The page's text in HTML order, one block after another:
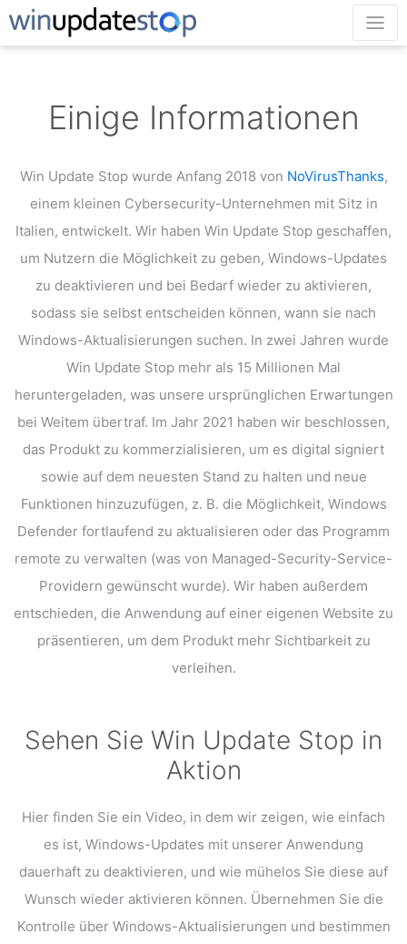
Einige Informationen
Win Update Stop wurde Anfang 2018 von NoVirusThanks,
einem kleinen Cybersecurity-Unternehmen mit Sitz in
Italien, entwickelt. Wir haben Win Update Stop geschaffen,
um Nutzern die Möglichkeit zu geben, Windows-Updates
zu deaktivieren und bei Bedarf wieder zu aktivieren,
sodass sie selbst entscheiden können, wann sie nach
Windows-Aktualisierungen suchen. In zwei Jahren wurde
Win Update Stop mehr als 15 Millionen Mal
heruntergeladen, was unsere ursprünglichen Erwartungen
bei Weitem übertraf. Im Jahr 2021 haben wir beschlossen,
das Produkt zu kommerzialisieren, um es digital signiert
sowie auf dem neuesten Stand zu halten und neue
Funktionen hinzuzufügen, z. B. die Möglichkeit, Windows
Defender fortlaufend zu aktualisieren oder das Programm
remote zu verwalten (was von Managed-Security-Service-
Providern gewünscht wurde). Wir haben außerdem
entschieden, die Anwendung auf einer eigenen Website zu
präsentieren, um dem Produkt mehr Sichtbarkeit zu
verleihen.
Sehen Sie Win Update Stop in
Aktion
Hier finden Sie ein Video, in dem wir zeigen, wie einfach
es ist, Windows-Updates mit unserer Anwendung
dauerhaft zu deaktivieren, und wie mühelos Sie diese auf
Wunsch wieder aktivieren können. Übernehmen Sie die
Kontrolle über Windows-Aktualisierungen und bestimmen